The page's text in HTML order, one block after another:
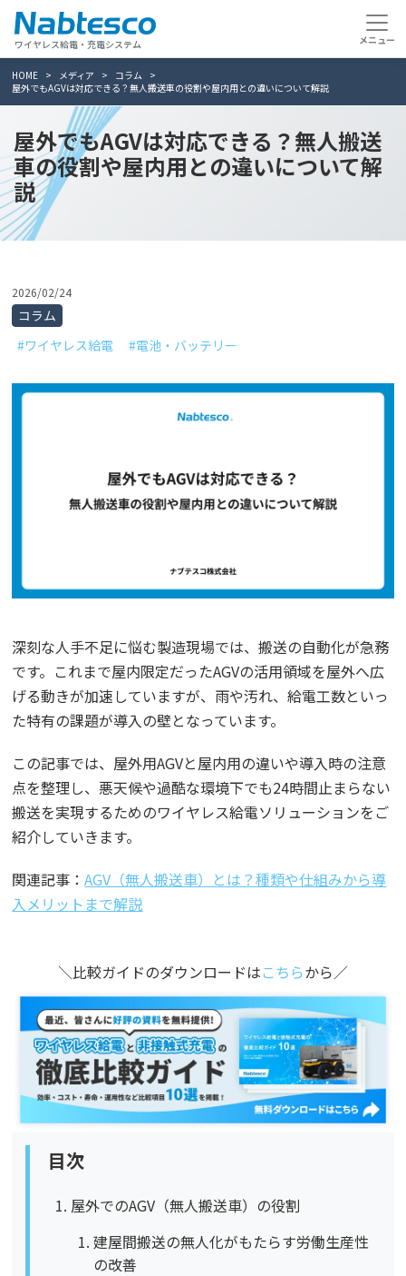
ワイヤレス給電・充電システム
HOME メディア
コラム
屋外でもAGVは対応できる？無人搬送車の役割や屋内用との違いについて解説
屋外でもAGVは対応できる？無人搬送
車の役割や屋内用との違いについて解
説
2026/02/24
コラム
#ワイヤレス給電
#電池・バッテリー
深刻な人手不足に悩む製造現場では、搬送の自動化が急務
です。これまで屋内限定だったAGVの活用領域を屋外へ広
げる動きが加速していますが、雨や汚れ、給電工数といっ
た特有の課題が導入の壁となっています。
この記事では、屋外用AGVと屋内用の違いや導入時の注意
点を整理し、悪天候や過酷な環境下でも24時間止まらない
搬送を実現するためのワイヤレス給電ソリューションをご
紹介していきます。
関連記事：AGV（無人搬送車）とは？種類や仕組みから導
入メリットまで解説
＼比較ガイドのダウンロードはこちらから／
目次
屋外でのAGV（無人搬送車）の役割
建屋間搬送の無人化がもたらす労働生産性
の改善